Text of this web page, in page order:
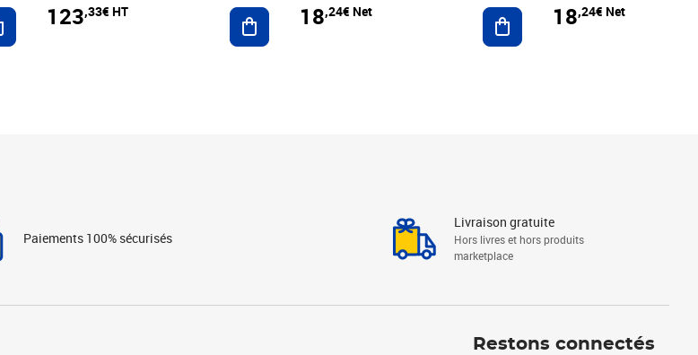
Ajouter au panier
123,33€ HT Ajouter au panier
18,24€ Net Ajouter au panier
18,24€ Net
Paiements 100% sécurisés
Livraison gratuite
Hors livres et hors produits
marketplace
Restons connectés